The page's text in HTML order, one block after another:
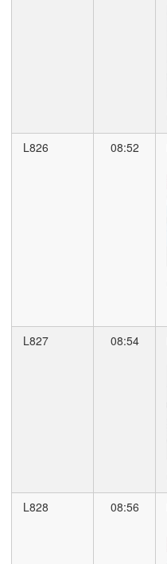
L826 08:52
L827 08:54
L828 08:56